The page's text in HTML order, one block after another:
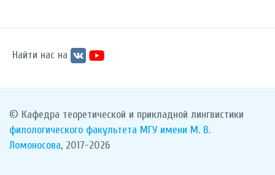
Найти нас на
© Кафедра теоретической и прикладной лингвистики
филологического факультета МГУ имени М. В.
Ломоносова, 2017-2026